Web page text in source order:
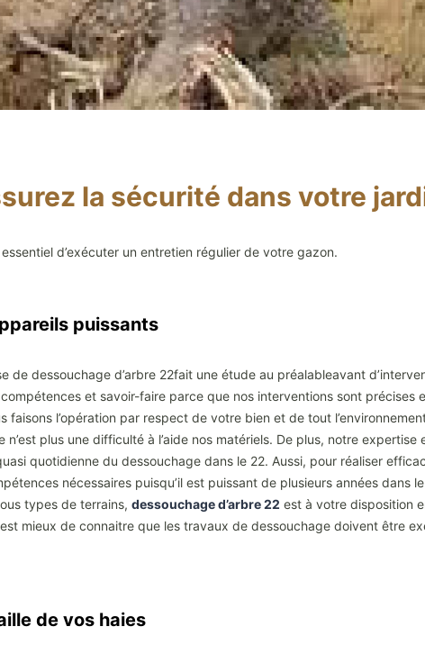
la sécurité dans votre
d’exécuter un entretien régulier de votre gazon.
puissants
de dessouchage d’arbre 22fait une étude au préalableavant
et savoir-faire parce que nos interventions sont précises
l’opération par respect de votre bien et de tout
plus une difficulté à l’aide nos matériels. De plus, notre expertise
quotidienne du dessouchage dans le 22. Aussi, pour réaliser
nécessaires puisqu’il est puissant de plusieurs années dans
types de terrains, dessouchage d’arbre 22 est à votre disposition
mieux de connaitre que les travaux de dessouchage doivent être
de vos haies